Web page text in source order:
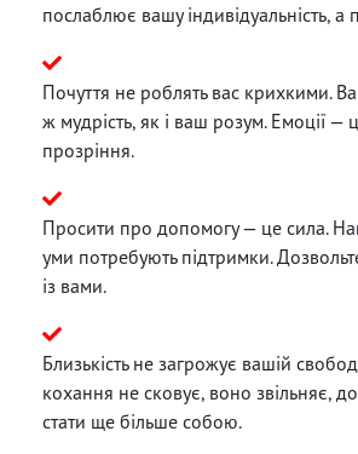
послаблює вашу індивідуальність, а
Почуття не роблять вас крихкими.
ж мудрість, як і ваш розум. Емоції
прозріння.
Просити про допомогу — це сила.
уми потребують підтримки.
із вами.
Близькість не загрожує вашій
кохання не сковує, воно звільняє,
стати ще більше собою.